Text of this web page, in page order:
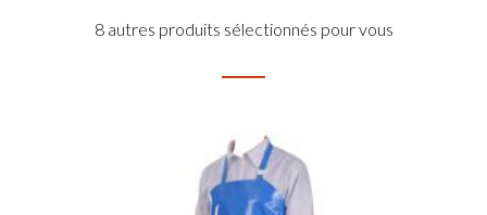
8 autres produits sélectionnés pour vous